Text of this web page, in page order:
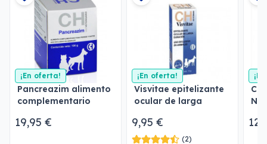
¡En oferta!
Pancreazim alimento
complementario
19,95 €
¡En oferta!
Visvitae epitelizante
ocular de larga
9,95 €
(2)